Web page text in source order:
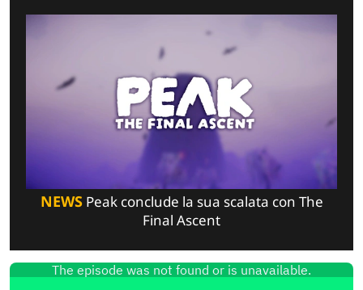
NEWSPeak conclude la sua scalata con The
Final Ascent